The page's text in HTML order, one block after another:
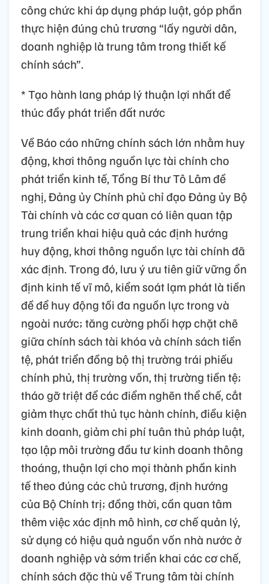
công chức khi áp dụng pháp luật, góp phần
thực hiện đúng chủ trương “lấy người dân,
doanh nghiệp là trung tâm trong thiết kế
chính sách”.
* Tạo hành lang pháp lý thuận lợi nhất để
thúc đẩy phát triển đất nước
Về Báo cáo những chính sách lớn nhằm huy
động, khơi thông nguồn lực tài chính cho
phát triển kinh tế, Tổng Bí thư Tô Lâm đề
nghị, Đảng ủy Chính phủ chỉ đạo Đảng ủy Bộ
Tài chính và các cơ quan có liên quan tập
trung triển khai hiệu quả các định hướng
huy động, khơi thông nguồn lực tài chính đã
xác định. Trong đó, lưu ý ưu tiên giữ vững ổn
định kinh tế vĩ mô, kiểm soát lạm phát là tiền
đề để huy động tối đa nguồn lực trong và
ngoài nước; tăng cường phối hợp chặt chẽ
giữa chính sách tài khóa và chính sách tiền
tệ, phát triển đồng bộ thị trường trái phiếu
chính phủ, thị trường vốn, thị trường tiền tệ;
tháo gỡ triệt để các điểm nghẽn thể chế, cắt
giảm thực chất thủ tục hành chính, điều kiện
kinh doanh, giảm chi phí tuân thủ pháp luật,
tạo lập môi trường đầu tư kinh doanh thông
thoáng, thuận lợi cho mọi thành phần kinh
tế theo đúng các chủ trương, định hướng
của Bộ Chính trị; đồng thời, cần quan tâm
thêm việc xác định mô hình, cơ chế quản lý,
sử dụng có hiệu quả nguồn vốn nhà nước ở
doanh nghiệp và sớm triển khai các cơ chế,
chính sách đặc thù về Trung tâm tài chính